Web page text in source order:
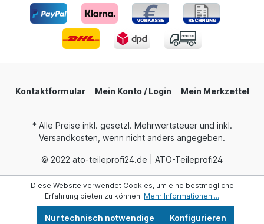
Kontaktformular Mein Konto / Login Mein Merkzettel
* Alle Preise inkl. gesetzl. Mehrwertsteuer und inkl.
Versandkosten, wenn nicht anders angegeben.
© 2022 ato-teileprofi24.de | ATO-Teileprofi24
Diese Website verwendet Cookies, um eine bestmögliche
Erfahrung bieten zu können. Mehr Informationen ...
Nur technisch notwendige Konfigurieren